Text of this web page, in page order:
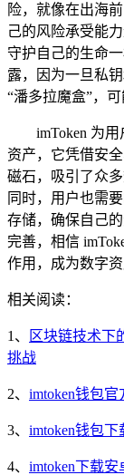
险，就像在出海
己的风险承受能
守护自己的生命
露，因为一旦私
“潘多拉魔盒”，
imToken 为
资产，它凭借安
磁石，吸引了众
同时，用户也需
存储，确保自己
完善，相信
作用，成为数字
相关阅读：
1、
区块链技术下
挑战
2、 imtoken钱包
3、 imtoken钱包下
4、 imtoken下载安